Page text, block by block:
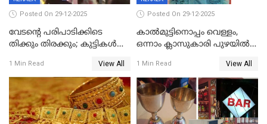
Posted On 29-12-2025
വേടന്റെ പരിപാടിക്കിടെ
തിക്കും തിരക്കും; കുട്ടികള്‍
പരിക്ക്; പാളം മറികടന്ന
യുവാവ് ട്രെയിന്‍ തട്ടി മരിച്ചു
1 Min Read View All
Posted On 29-12-2025
കാൽമുട്ടിനൊപ്പം വെള്ളം,
ഒന്നാം ക്ലാസുകാരി പുഴയിൽ
കുട്ടികൾക്കൊപ്പം
കളിക്കുന്നതിനിടെ
1 Min Read View All